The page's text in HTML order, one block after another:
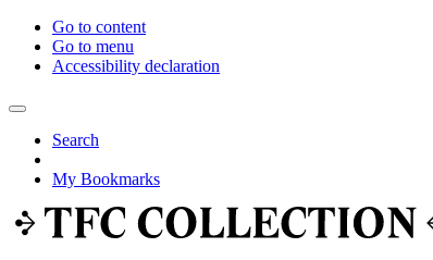
Go to content
Go to menu
Accessibility declaration
Search
My Bookmarks